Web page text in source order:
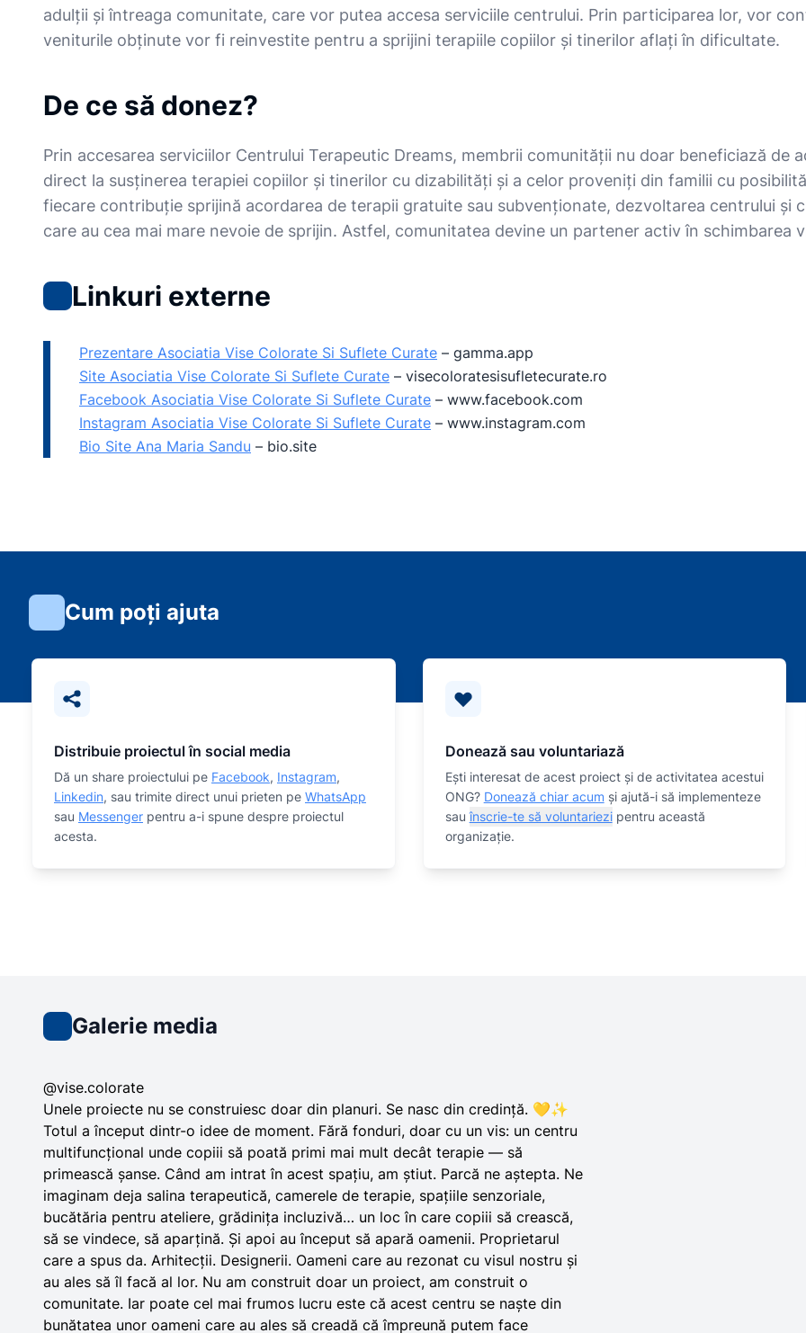
adulții și întreaga comunitate, care vor putea accesa serviciile centrului. Prin participarea lor, vor
veniturile obținute vor fi reinvestite pentru a sprijini terapiile copiilor și tinerilor aflați în dificultate.
De ce să donez?
Prin accesarea serviciilor Centrului Terapeutic Dreams, membrii comunității nu doar beneficiază
direct la susținerea terapiei copiilor și tinerilor cu dizabilități și a celor proveniți din familii cu
fiecare contribuție sprijină acordarea de terapii gratuite sau subvenționate, dezvoltarea centrului și
care au cea mai mare nevoie de sprijin. Astfel, comunitatea devine un partener activ în schimbarea
Linkuri externe
Prezentare Asociatia Vise Colorate Si Suflete Curate – gamma.app
Site Asociatia Vise Colorate Si Suflete Curate – visecoloratesisufletecurate.ro
Facebook Asociatia Vise Colorate Si Suflete Curate – www.facebook.com
Instagram Asociatia Vise Colorate Si Suflete Curate – www.instagram.com
Bio Site Ana Maria Sandu – bio.site
Cum poți ajuta
Distribuie proiectul în social media
Dă un share proiectului pe Facebook, Instagram,
Linkedin, sau trimite direct unui prieten pe WhatsApp
sau Messenger pentru a-i spune despre proiectul
acesta.
Donează sau voluntariază
Eşti interesat de acest proiect și de activitatea acestui
ONG? Donează chiar acum și ajută-i să implementeze
sauînscrie-te să voluntariezipentru această
organizaţie.
Galerie media
@vise.colorate
Unele proiecte nu se construiesc doar din planuri. Se nasc din credință. 💛✨
Totul a început dintr-o idee de moment. Fără fonduri, doar cu un vis: un centru
multifuncțional unde copiii să poată primi mai mult decât terapie — să
primească șanse. Când am intrat în acest spațiu, am știut. Parcă ne aștepta. Ne
imaginam deja salina terapeutică, camerele de terapie, spațiile senzoriale,
bucătăria pentru ateliere, grădinița incluzivă… un loc în care copiii să crească,
să se vindece, să aparțină. Și apoi au început să apară oamenii. Proprietarul
care a spus da. Arhitecții. Designerii. Oameni care au rezonat cu visul nostru și
au ales să îl facă al lor. Nu am construit doar un proiect, am construit o
comunitate. Iar poate cel mai frumos lucru este că acest centru se naște din
bunătatea unor oameni care au ales să creadă că împreună putem face